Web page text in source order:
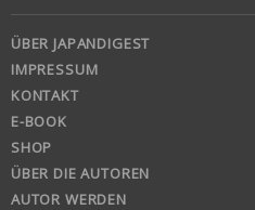
ÜBER JAPANDIGEST
IMPRESSUM
KONTAKT
E-BOOK
SHOP
ÜBER DIE AUTOREN
AUTOR WERDEN